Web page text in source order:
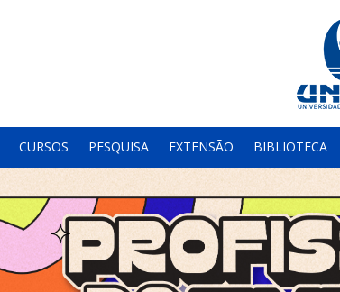
CURSOS PESQUISA EXTENSÃO BIBLIOTECA